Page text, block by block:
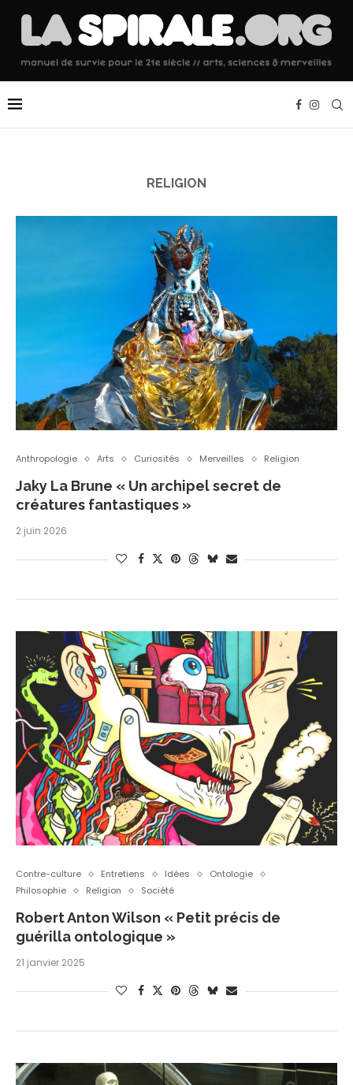
RELIGION
Anthropologie Arts Curiosités Merveilles Religion
Jaky La Brune « Un archipel secret de
créatures fantastiques »
2 juin 2026
Contre-culture Entretiens Idées
Ontologie
Philosophie
Religion Société
Robert Anton Wilson « Petit précis de
guérilla ontologique »
21 janvier 2025